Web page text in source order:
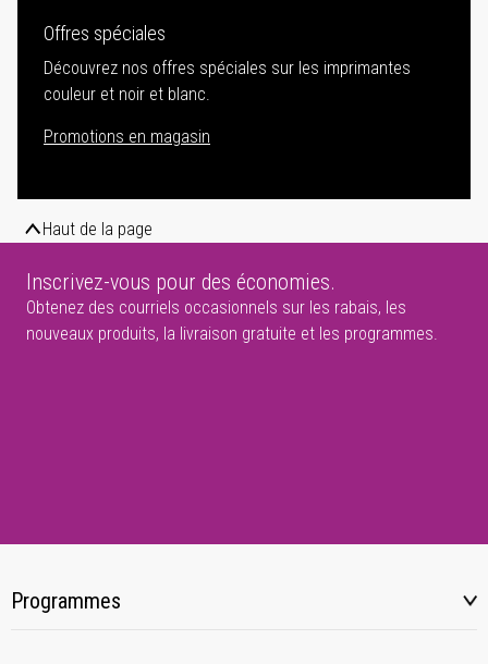
Offres spéciales
Découvrez nos offres spéciales sur les imprimantes
couleur et noir et blanc.
Promotions en magasin
Haut de la page
Inscrivez-vous pour des économies.
Obtenez des courriels occasionnels sur les rabais, les
nouveaux produits, la livraison gratuite et les programmes.
Programmes